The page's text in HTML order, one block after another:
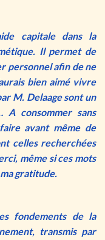
capitale dans la
Il permet de
personnel afin de ne
bien aimé vivre
M. Delaage sont un
A consommer sans
avant même de
celles recherchées
même si ces mots
gratitude.
fondements de la
transmis par